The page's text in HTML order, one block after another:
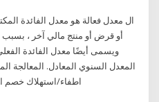
ال معدل فعالة هو معدل الفائدة
أو قرض أو منتج مالي آخر ، بسبب
ويسمى أيضًا معدل الفائدة
المعدل السنوي المعادل. المعالجة
اطفاء/استهلاك خصم